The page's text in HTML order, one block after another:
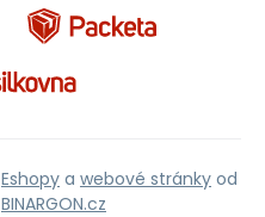
Eshopy a webové stránky od
BINARGON.cz